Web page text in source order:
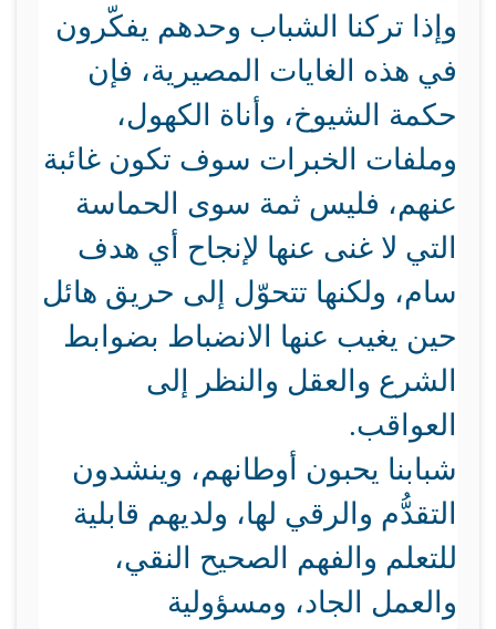
وإذا تركنا الشباب وحدهم يفكّرون
في هذه الغايات المصيرية، فإن
حكمة الشيوخ، وأناة الكهول،
وملفات الخبرات سوف تكون غائبة
عنهم، فليس ثمة سوى الحماسة
التي لا غنى عنها لإنجاح أي هدف
سام، ولكنها تتحوّل إلى حريق هائل
حين يغيب عنها الانضباط بضوابط
الشرع والعقل والنظر إلى
العواقب.
شبابنا يحبون أوطانهم، وينشدون
التقدُّم والرقي لها، ولديهم قابلية
للتعلم والفهم الصحيح النقي،
والعمل الجاد، ومسؤولية